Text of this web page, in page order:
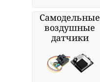
Самодельные
воздушные
датчики